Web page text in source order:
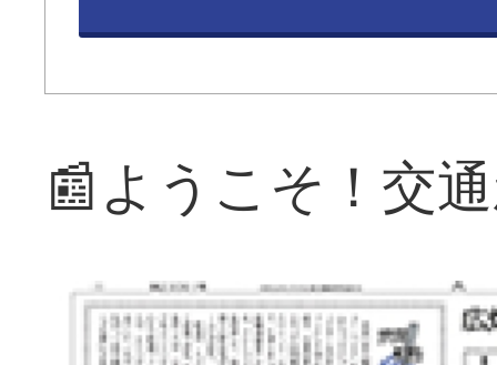
📰ようこそ！交